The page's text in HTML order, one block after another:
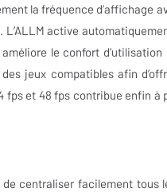
la fréquence d’affichage
active
le confort
jeux compatibles afin
fps et 48 fps contribue enfin
centraliser facilement